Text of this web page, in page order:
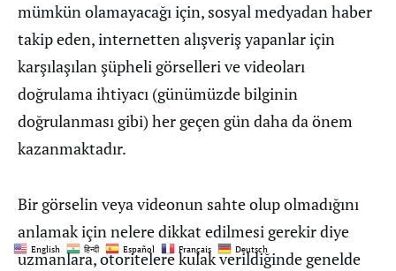
mümkün olamayacağı için, sosyal medyadan haber
takip eden, internetten alışveriş yapanlar için
karşılaşılan şüpheli görselleri ve videoları
doğrulama ihtiyacı (günümüzde bilginin
doğrulanması gibi) her geçen gün daha da önem
kazanmaktadır.
Bir görselin veya videonun sahte olup olmadığını
anlamak için nelere dikkat edilmesi gerekir diye
uzmanlara, otoritelere kulak verildiğinde genelde
English हिन्दी Español Français Deutsch